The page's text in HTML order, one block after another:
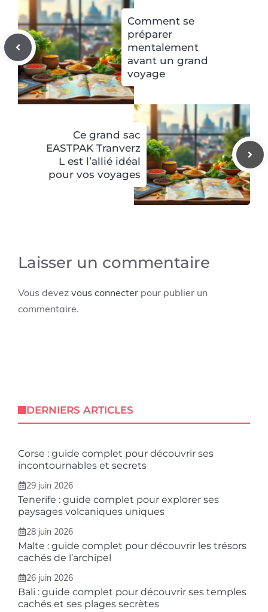
Comment se
préparer
mentalement
avant un grand
voyage
Ce grand sac
EASTPAK Tranverz
L est l’allié idéal
pour vos voyages
Laisser un commentaire
Vous devez vous connecter pour publier un
commentaire.
DERNIERS ARTICLES
Corse : guide complet pour découvrir ses
incontournables et secrets
29 juin 2026
Tenerife : guide complet pour explorer ses
paysages volcaniques uniques
28 juin 2026
Malte : guide complet pour découvrir les trésors
cachés de l’archipel
26 juin 2026
Bali : guide complet pour découvrir ses temples
cachés et ses plages secrètes